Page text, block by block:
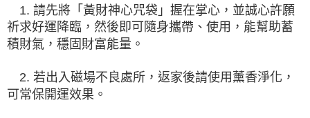
1. 請先將「 黃財神心咒袋 」握在掌心，並誠心許願
祈求好運降臨，然後即可隨身攜帶、使用，能幫助蓄
積財氣，穩固財富能量。
2. 若出入磁場不良處所，返家後請使用薰香淨化，
可常保開運效果。